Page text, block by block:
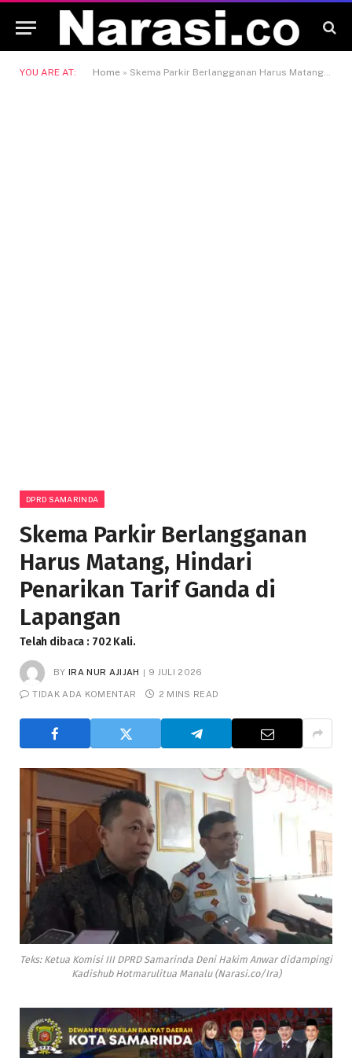
YOU ARE AT: Home » Skema Parkir Berlangganan Harus Matang, Hindari Penarikan Tarif Ganda di Lapangan
DPRD SAMARINDA
Skema Parkir Berlangganan
Harus Matang, Hindari
Penarikan Tarif Ganda di
Lapangan
Telah dibaca : 702 Kali.
BY IRA NUR AJIJAH 9 JULI 2026
TIDAK ADA KOMENTAR 2 MINS READ
Teks: Ketua Komisi III DPRD Samarinda Deni Hakim Anwar didampingi
Kadishub Hotmarulitua Manalu (Narasi.co/Ira)